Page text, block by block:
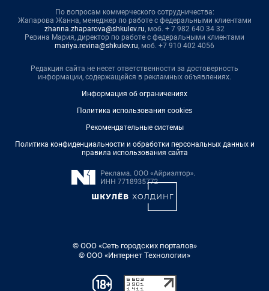
По вопросам коммерческого сотрудничества:
Жапарова Жанна, менеджер по работе с федеральными клиентами
zhanna.zhaparova@shkulev.ru, моб. + 7 982 640 34 32
Ревина Мария, директор по работе с федеральными клиентами
mariya.revina@shkulev.ru, моб. +7 910 402 4056
Редакция сайта не несет ответственности за достоверность
информации, содержащейся в рекламных объявлениях.
Информация об ограничениях
Политика использования cookies
Рекомендательные системы
Политика конфиденциальности и обработки персональных данных и
правила использования сайта
© ООО «Сеть городских порталов»
© ООО «Интернет Технологии»